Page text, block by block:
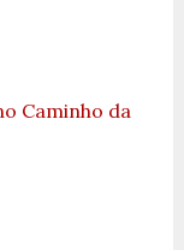
Caminho da